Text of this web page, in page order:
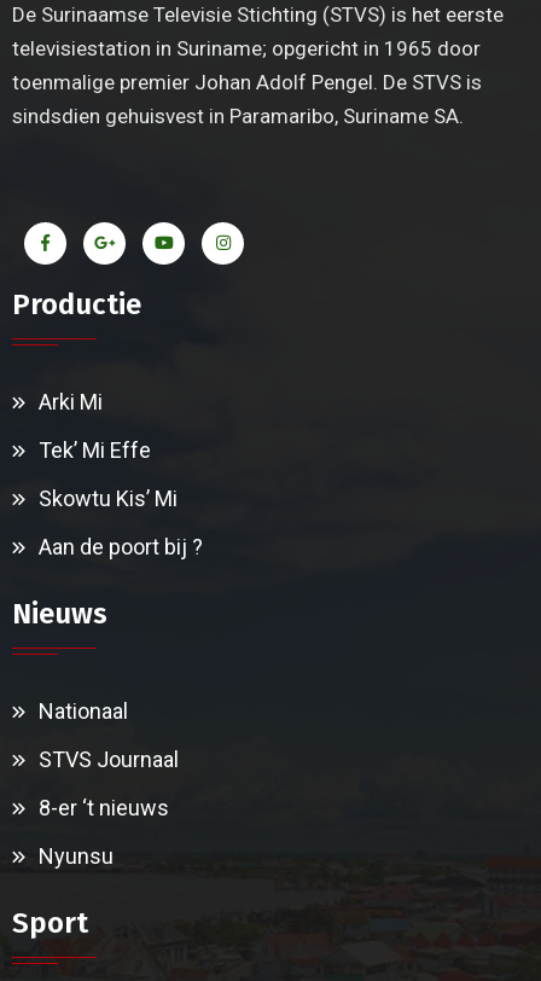
De Surinaamse Televisie Stichting (STVS) is het eerste
televisiestation in Suriname; opgericht in 1965 door
toenmalige premier Johan Adolf Pengel. De STVS is
sindsdien gehuisvest in Paramaribo, Suriname SA.
Productie
Arki Mi
Tek’ Mi Effe
Skowtu Kis’ Mi
Aan de poort bij ?
Nieuws
Nationaal
STVS Journaal
8-er ‘t nieuws
Nyunsu
Sport